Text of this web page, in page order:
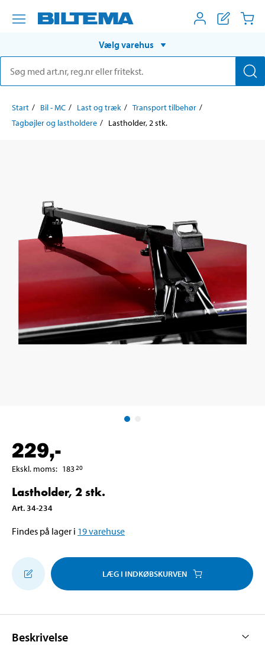
Vælg varehus
Start Bil - MC Last og træk
Transport tilbehør
Tagbøjler og lastholdere
Lastholder, 2 stk.
229,-
Ekskl. moms: 18320
Lastholder, 2 stk.
Art. 34-234
Findes på lager i 19varehuse
LÆG I INDKØBSKURVEN
Beskrivelse